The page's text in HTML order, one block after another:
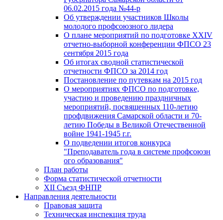
06.02.2015 года №44-р
Об утверждении участников Школы
молодого профсоюзного лидера
О плане мероприятий по подготовке XXIV
отчетно-выборной конференции ФПСО 23
сентября 2015 года
Об итогах сводной статистической
отчетности ФПСО за 2014 год
Постановление по путевкам на 2015 год
О мероприятиях ФПСО по подготовке,
участию и проведению праздничных
мероприятий, посвященных 110-летию
профдвижения Самарской области и 70-
летию Победы в Великой Отечественной
войне 1941-1945 г.г.
О подведении итогов конкурса
"Преподаватель года в системе профсоюзн
ого образования"
План работы
Форма статистической отчетности
XII Съезд ФНПР
Направления деятельности
Правовая защита
Техническая инспекция труда